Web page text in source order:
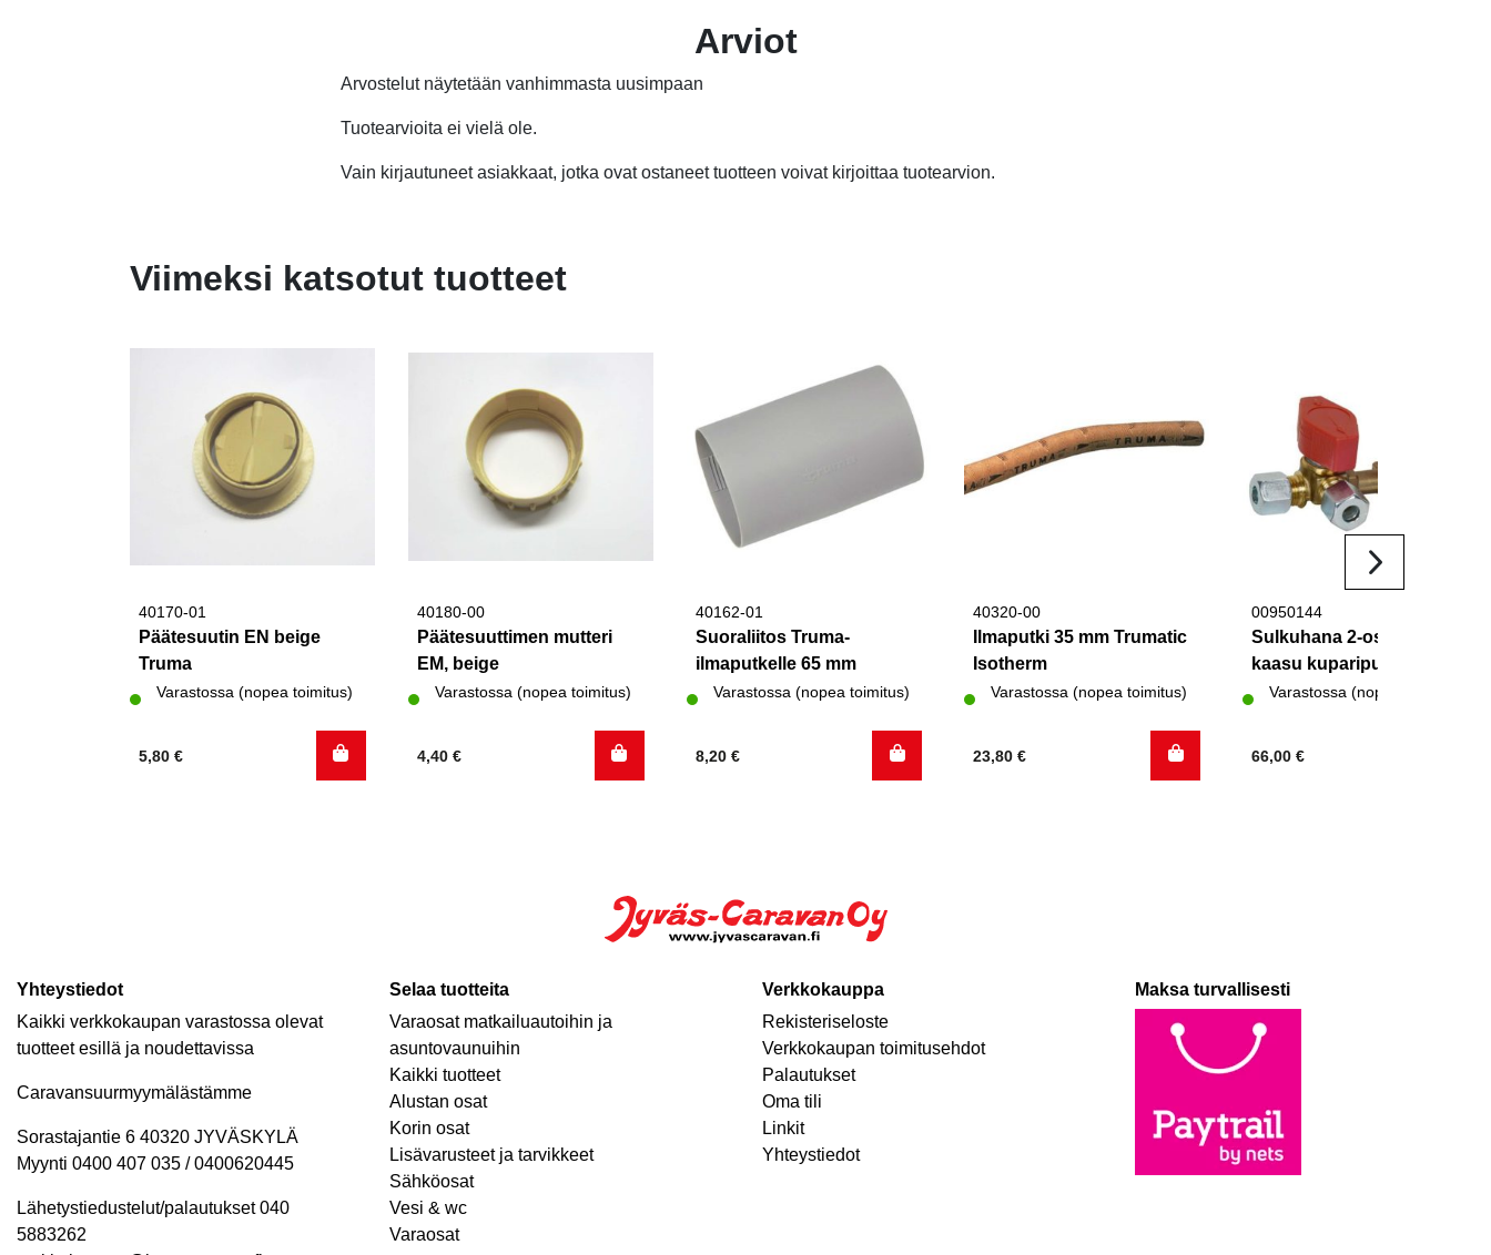
Arviot
Arvostelut näytetään vanhimmasta uusimpaan
Tuotearvioita ei vielä ole.
Vain kirjautuneet asiakkaat, jotka ovat ostaneet tuotteen voivat kirjoittaa tuotearvion.
Viimeksi katsotut tuotteet
40170-01
Päätesuutin EN beige
Truma
Varastossa (nopea toimitus)
5,80 €
40180-00
Päätesuuttimen mutteri
EM, beige
Varastossa (nopea toimitus)
4,40 €
40162-01
Suoraliitos Truma-
ilmaputkelle 65 mm
Varastossa (nopea toimitus)
8,20 €
40320-00
Ilmaputki 35 mm Trumatic
Isotherm
Varastossa (nopea toimitus)
23,80€
00950144
Sulkuhana 2-osainen
kaasu kupariputkelle
Varastossa (nopea toimitus)
66,00€
Yhteystiedot
Kaikki verkkokaupan varastossa olevat
tuotteet esillä ja noudettavissa
Caravansuurmyymälästämme
Sorastajantie 6 40320 JYVÄSKYLÄ
Myynti 0400 407 035 / 0400620445
Lähetystiedustelut/palautukset 040
5883262
Selaa tuotteita
Varaosat matkailuautoihin ja
asuntovaunuihin
Kaikki tuotteet
Alustan osat
Korin osat
Lisävarusteet ja tarvikkeet
Sähköosat
Vesi & wc
Varaosat
Verkkokauppa
Rekisteriseloste
Verkkokaupan toimitusehdot
Palautukset
Oma tili
Linkit
Yhteystiedot
Maksa turvallisesti